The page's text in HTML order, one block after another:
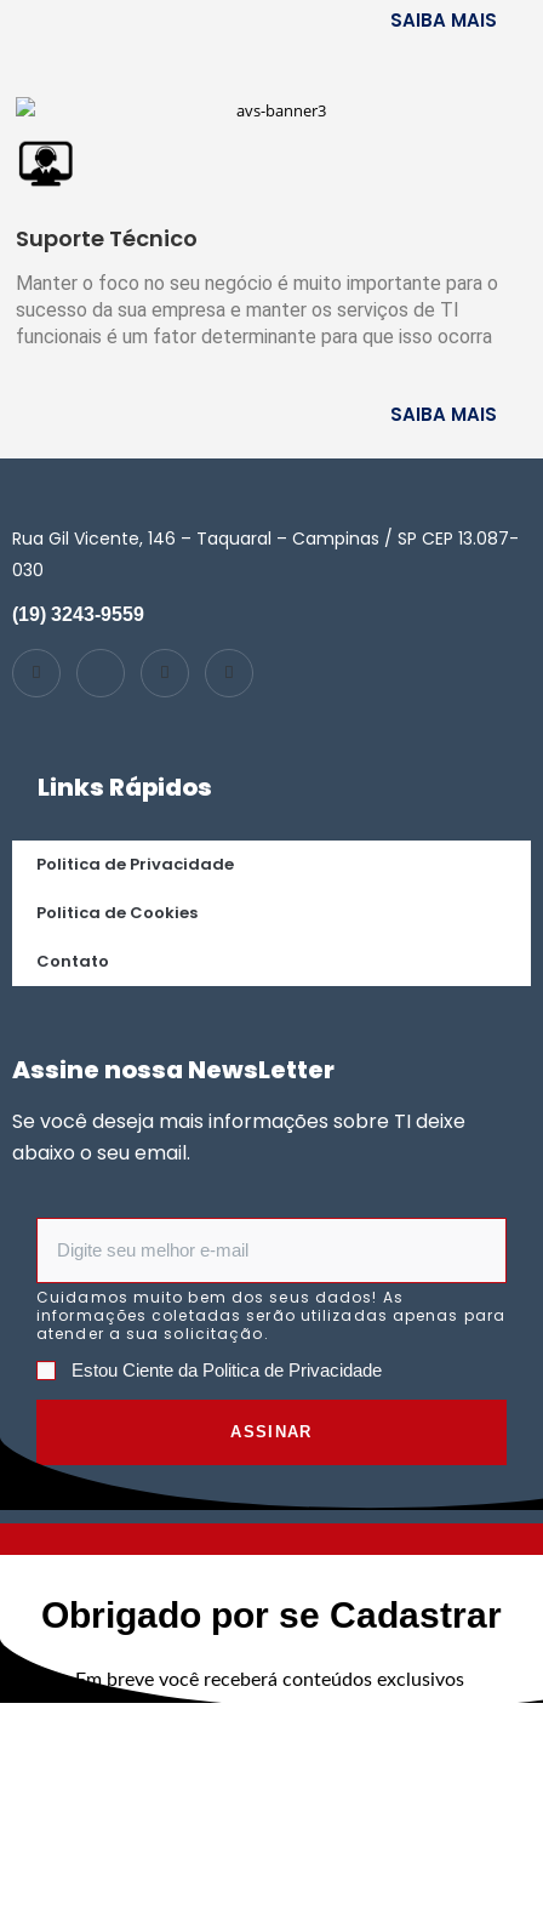
SAIBA MAIS
Suporte Técnico
Manter o foco no seu negócio é muito importante para o
sucesso da sua empresa e manter os serviços de TI
funcionais é um fator determinante para que isso ocorra
SAIBA MAIS
Rua Gil Vicente, 146 – Taquaral – Campinas / SP CEP 13.087-
030
(19) 3243-9559
Links Rápidos
Politica de Privacidade
Politica de Cookies
Contato
Assine nossa NewsLetter
Se você deseja mais informações sobre TI deixe
abaixo o seu email.
Cuidamos muito bem dos seus dados! As
informações coletadas serão utilizadas apenas para
atender a sua solicitação.
Estou Ciente da Politica de Privacidade
ASSINAR
Reservados.
Obrigado por se Cadastrar
Em breve você receberá conteúdos exclusivos